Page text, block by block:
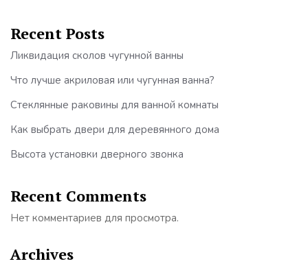
Recent Posts
Ликвидация сколов чугунной ванны
Что лучше акриловая или чугунная ванна?
Стеклянные раковины для ванной комнаты
Как выбрать двери для деревянного дома
Высота установки дверного звонка
Recent Comments
Нет комментариев для просмотра.
Archives